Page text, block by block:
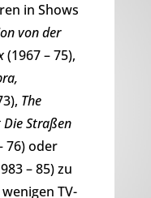
in Shows
von der
(1967 – 75),
The
Die Straßen
76) oder
– 85) zu
TV-